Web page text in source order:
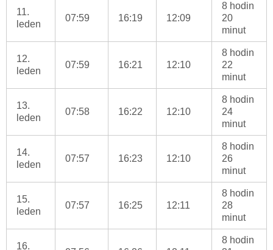
11.
leden
07:59 16:19 12:09
8 hodin
20
minut
12.
leden
07:59 16:21 12:10
8 hodin
22
minut
13.
leden
07:58 16:22 12:10
8 hodin
24
minut
14.
leden
07:57 16:23 12:10
8 hodin
26
minut
15.
leden
07:57 16:25 12:11
8 hodin
28
minut
16.
8 hodin